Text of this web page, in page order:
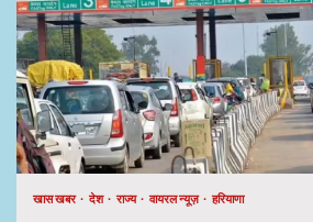
खास खबर देश राज्य वायरल न्यूज़ हरियाणा